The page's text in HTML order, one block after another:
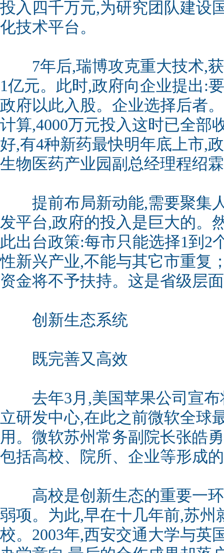
投入四千万元,为研究团队建设
化技术平台。
7年后,瑞博攻克重大技术,获
1亿元。此时,政府向企业提出:
政府以此入股。企业选择后者
计算,4000万元投入这时已全部
好,有4种新药最快明年底上市,
生物医药产业园副总经理程绍
提前布局新动能,需要聚集
发平台,政府的投入是巨大的。
此出台政策:每市只能选择1到2
性新兴产业,不能与其它市重复
资金将不予扶持。这是省级层
创新生态系统
既完善又高效
去年3月,美国苹果公司宣布
立研发中心,在此之前微软全球
用。微软苏州常务副院长张皓
包括高校、院所、企业等形成
高校是创新生态的重要一环
弱项。为此,早在十几年前,苏州
校。2003年,西安交通大学与英